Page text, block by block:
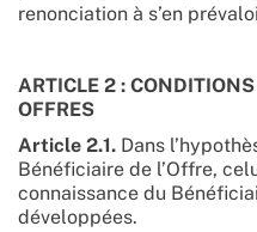
renonciation à s’en
ARTICLE 2 :
OFFRES
Article 2.1. Dans
Bénéficiaire de l’Offre,
connaissance du
développées.